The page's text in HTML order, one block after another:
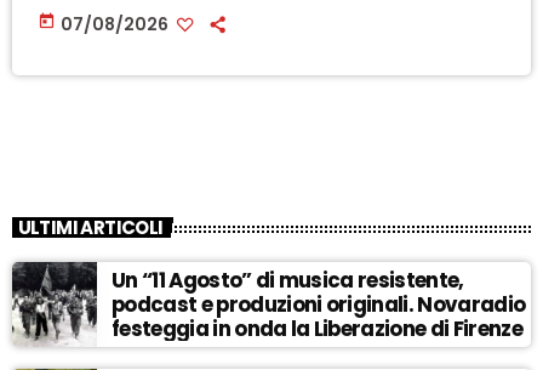
today 07/08/2026
ULTIMI ARTICOLI
Un “11 Agosto” di musica resistente,
podcast e produzioni originali. Novaradio
festeggia in onda la Liberazione di Firenze